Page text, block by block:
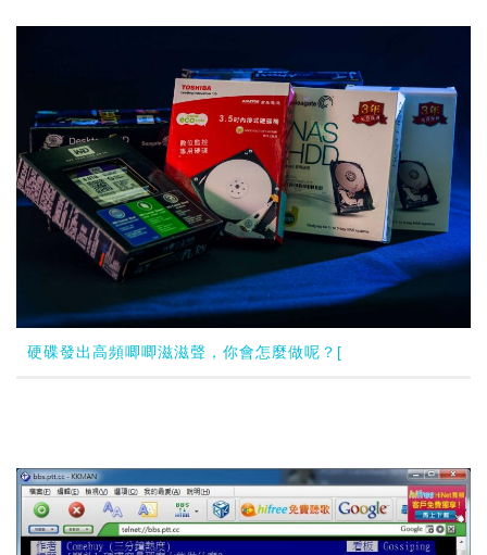
硬碟發出高頻唧唧滋滋聲，你會怎麼做呢？[